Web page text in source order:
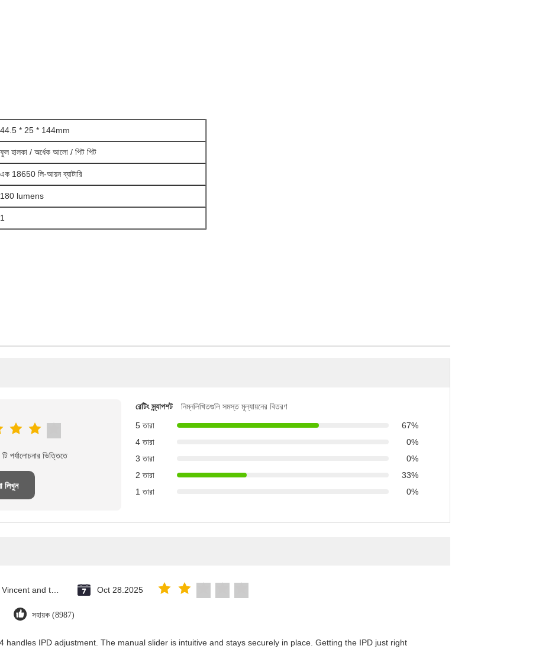
44.5 * 25 * 144mm
ফুল হালকা / অর্ধেক আলো / পিট পিট
এক 18650 লি-আয়ন ব্যাটারি
180 lumens
1
পর্যালোচনার ভিত্তিতে
লিখুন
রেটিং স্ন্যাপশট
নিম্নলিখিতগুলি সমস্ত মূল্যায়নের বিতরণ
5 তারা
67%
4 তারা
0%
3 তারা
0%
2 তারা
33%
1 তারা
0%
Oct 28.2025
সহায়ক (8987)
handles IPD adjustment. The manual slider is intuitive and stays securely in place. Getting the IPD just right